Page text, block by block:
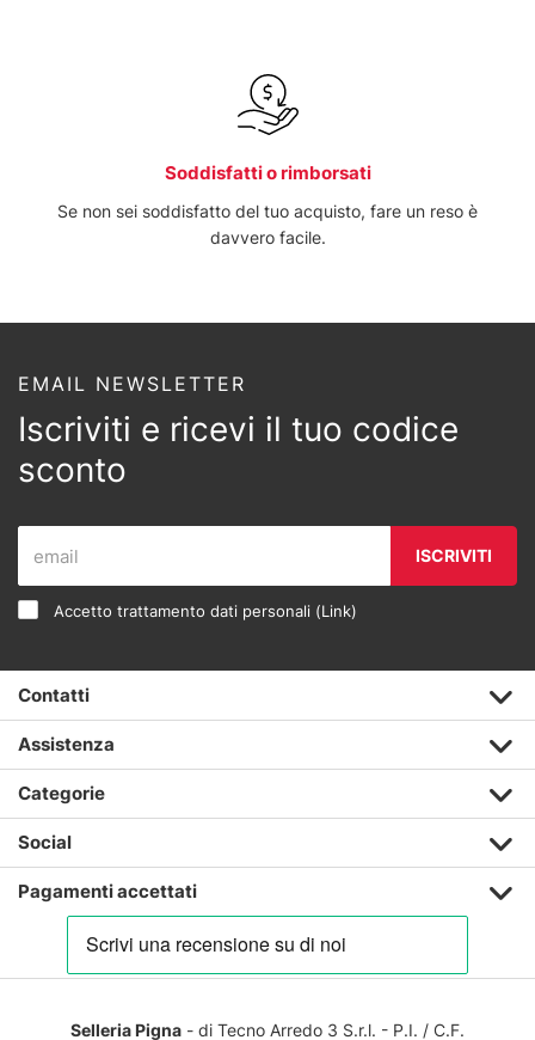
Soddisfatti o rimborsati
Se non sei soddisfatto del tuo acquisto, fare un reso è
davvero facile.
EMAIL NEWSLETTER
Iscriviti e ricevi il tuo codice
sconto
ISCRIVITI
Accetto trattamento dati personali (Link)
Contatti
Assistenza
Categorie
Social
Pagamenti accettati
Selleria Pigna - di Tecno Arredo 3 S.r.l. - P.I. / C.F.